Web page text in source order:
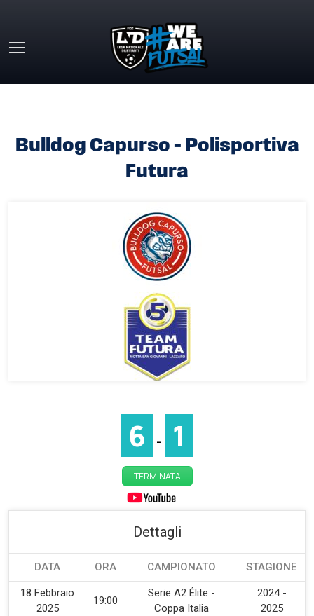
Bulldog Capurso – Polisportiva
Futura
6 - 1
TERMINATA
Dettagli
DATA ORA CAMPIONATO STAGIONE
18 Febbraio
2025
19:00
Serie A2 Élite -
Coppa Italia
2024 -
2025